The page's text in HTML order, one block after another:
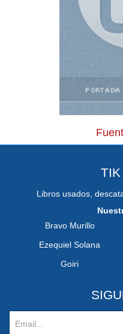
TIK
Libros usados,
Bravo Murillo
Ezequiel Solana
Goiri